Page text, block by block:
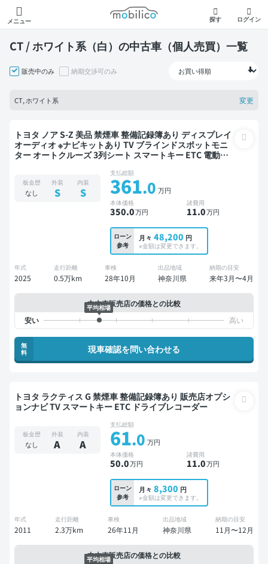
メニュー
モビリコ
探す ログイン
CT / ホワイト系（白）の中古車（個人売買）一覧
販売中のみ 納期交渉可のみ
CT, ホワイト系 変更
トヨタ ノア S-Z 美品 禁煙車 整備記録簿あり ディスプレイ
オーディオ ※ナビキットあり TV ブラインドスポットモニ
ター オートクルーズ 3列シート スマートキー ETC 電動バ
側電動スライドドア 7人乗り
板金歴
なし
外装
S
内装
S
支払総額
361.0 万円
本体価格
350.0万円
諸費用
11.0万円
ローン
参考
月々 48,200 円
※金額は変更できます。
年式
2025
走行距離
0.5万km
車検
28年10月
出品地域
神奈川県
納期の目安
来年3月〜4月
中古車販売店の価格との比較
平均相場
無
料
現車確認を問い合わせる
トヨタ ラクティス G 禁煙車 整備記録簿あり 販売店オプシ
ョンナビ TV スマートキー ETC ドライブレコーダー
板金歴
なし
外装
A
内装
A
支払総額
61.0 万円
本体価格
50.0万円
諸費用
11.0万円
ローン
参考
月々 8,300 円
※金額は変更できます。
年式
2011
走行距離
2.3万km
車検
26年11月
出品地域
神奈川県
納期の目安
11月〜12月
中古車販売店の価格との比較
平均相場